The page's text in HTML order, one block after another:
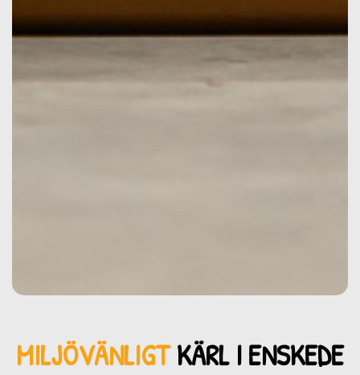
MILJÖVÄNLIGTKÄRL I ENSKEDE